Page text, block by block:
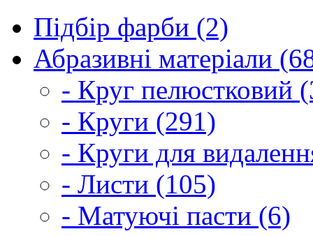
Підбір фарби (2)
Абразивні матеріали
- Круг пелюстковий
- Круги (291)
- Круги для
- Листи (105)
- Матуючі пасти (6)